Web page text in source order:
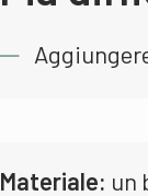
Materiale: un